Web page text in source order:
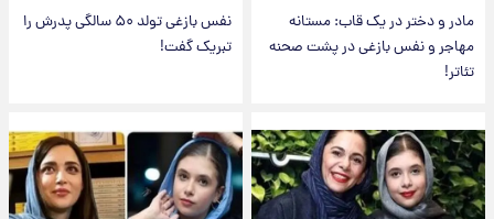
مادر و دختر در یک قاب: مستانه
مهاجر و نفس بازغی در پشت صحنه
تئاتر!
نفس بازغی تولد ۵۰ سالگی پدرش را
تبریک گفت!